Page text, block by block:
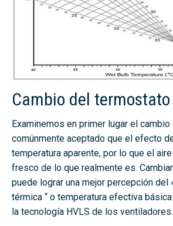
Cambio del termostato
Examinemos en primer lugar el
comúnmente aceptado que el efecto
temperatura aparente, por lo que el
fresco de lo que realmente es.
puede lograr una mejor percepción del
térmica “ o temperatura efectiva
la tecnología HVLS de los ventiladores.